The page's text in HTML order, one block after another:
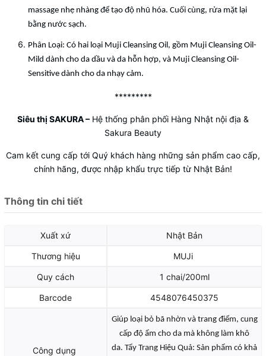
massage nhẹ nhàng để tạo độ nhũ hóa. Cuối cùng, rửa mặt lại
bằng nước sạch.
Phân Loại: Có hai loại Muji Cleansing Oil, gồm Muji Cleansing Oil-
Mild dành cho da dầu và da hỗn hợp, và Muji Cleansing Oil-
Sensitive dành cho da nhạy cảm.
*********
Siêu thị SAKURA– Hệ thống phân phối Hàng Nhật nội địa &
Sakura Beauty
Cam kết cung cấp tới Quý khách hàng những sản phẩm cao cấp,
chính hãng, được nhập khẩu trực tiếp từ Nhật Bản!
Thông tin chi tiết
Xuất xứ Nhật Bản
Thương hiệu MUJi
Quy cách 1 chai/200ml
Barcode 4548076450375
Công dụng
Giúp loại bỏ bã nhờn và trang điểm, cung
cấp độ ẩm cho da mà không làm khô
da. Tẩy Trang Hiệu Quả: Sản phẩm có khả